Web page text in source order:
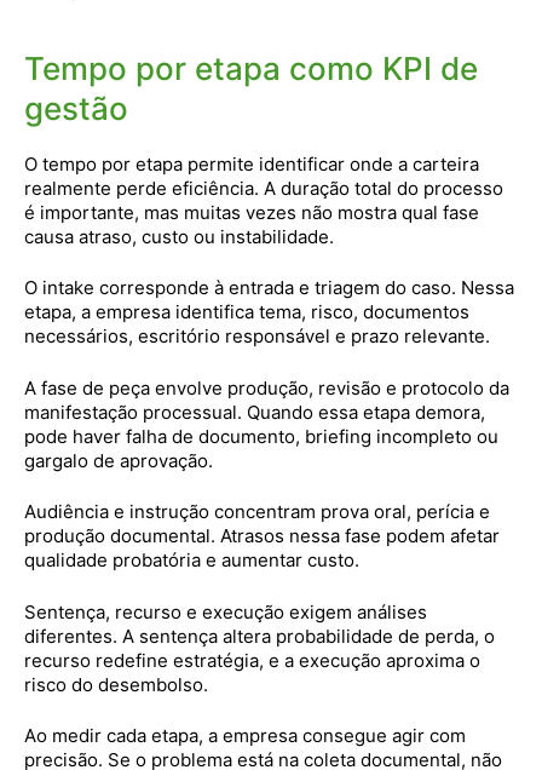
Tempo por etapa como KPI de
gestão
O tempo por etapa permite identificar onde a carteira
realmente perde eficiência. A duração total do processo
é importante, mas muitas vezes não mostra qual fase
causa atraso, custo ou instabilidade.
O intake corresponde à entrada e triagem do caso. Nessa
etapa, a empresa identifica tema, risco, documentos
necessários, escritório responsável e prazo relevante.
A fase de peça envolve produção, revisão e protocolo da
manifestação processual. Quando essa etapa demora,
pode haver falha de documento, briefing incompleto ou
gargalo de aprovação.
Audiência e instrução concentram prova oral, perícia e
produção documental. Atrasos nessa fase podem afetar
qualidade probatória e aumentar custo.
Sentença, recurso e execução exigem análises
diferentes. A sentença altera probabilidade de perda, o
recurso redefine estratégia, e a execução aproxima o
risco do desembolso.
Ao medir cada etapa, a empresa consegue agir com
precisão. Se o problema está na coleta documental, não